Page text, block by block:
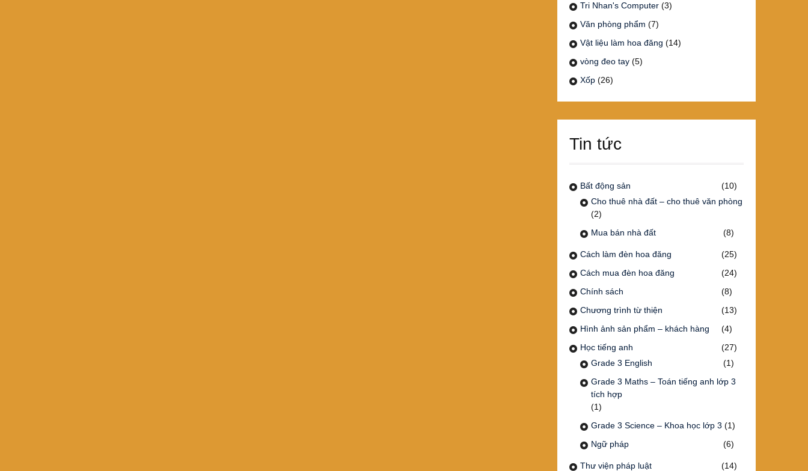
Tri Nhan's Computer (3)
Văn phòng phẩm (7)
Vật liệu làm hoa đăng (14)
vòng đeo tay (5)
Xốp (26)
Tin tức
Bất động sản
(10)
Cho thuê nhà đất – cho thuê văn phòng
(2)
Mua bán nhà đất
(8)
Cách làm đèn hoa đăng
(25)
Cách mua đèn hoa đăng
(24)
Chính sách
(8)
Chương trình từ thiện
(13)
Hình ảnh sản phẩm – khách hàng
(4)
Học tiếng anh
(27)
Grade 3 English
(1)
Grade 3 Maths – Toán tiếng anh lớp 3
tích hợp
(1)
Grade 3 Science – Khoa học lớp 3 (1)
Ngữ pháp
(6)
Thư viện pháp luật
(14)